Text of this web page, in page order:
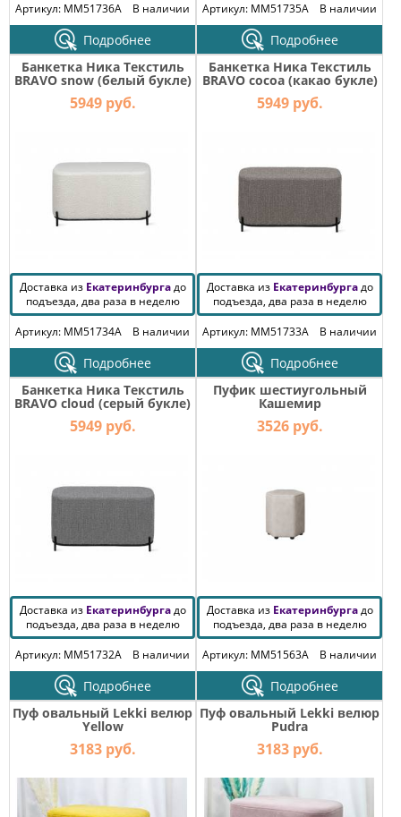
Артикул: MM51736A
В наличии
Подробнее
Артикул: MM51735A
В наличии
Подробнее
Банкетка Ника Текстиль
BRAVO snow (белый букле)
5949 руб.
Доставка из Екатеринбургадо
подъезда, два раза в неделю
Артикул: MM51734A
В наличии
Подробнее
Банкетка Ника Текстиль
BRAVO cocoa (какао букле)
5949 руб.
Доставка из Екатеринбургадо
подъезда, два раза в неделю
Артикул: MM51733A
В наличии
Подробнее
Банкетка Ника Текстиль
BRAVO cloud (серый букле)
5949 руб.
Доставка из Екатеринбургадо
подъезда, два раза в неделю
Артикул: MM51732A
В наличии
Подробнее
Пуфик шестиугольный
Кашемир
3526 руб.
Доставка из Екатеринбургадо
подъезда, два раза в неделю
Артикул: MM51563A
В наличии
Подробнее
Пуф овальный Lekki велюр
Yellow
3183 руб.
Пуф овальный Lekki велюр
Pudra
3183 руб.